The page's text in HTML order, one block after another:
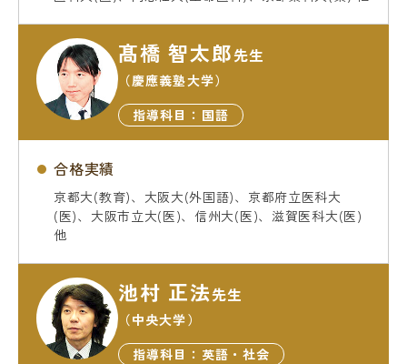
髙橋 智太郎先生
（慶應義塾大学）
指導科目：国語
合格実績
京都大(教育)、大阪大(外国語)、京都府立医科大
(医)、大阪市立大(医)、信州大(医)、滋賀医科大(医)
他
池村 正法先生
（中央大学）
指導科目：英語・社会